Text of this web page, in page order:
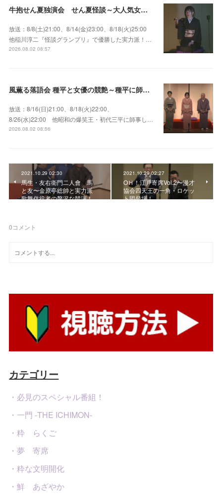
牛抱せん夏独演会 せん夏怪談～大人気女性怪談師とっておきの背筋も凍る…
放送：8/8(土)21:00、8/14(金)23:00、8/18(火)25:00
他稲川淳二『怪談グランプリ』で優勝した実力派！…
2026.08.02 08:57
風薫る落語会 種平と女優の競艶～種平に師事した女優たちが百花繚乱に咲き誇る大人気落語会
放送：8/16(日)21:00、8/18(火)22:00、
8/26(水)22:00 他昭和の爆笑王・初代三平に師事し…
2026.08.02 08:56
2021.10.29 02:30
馬生・友右衛門二人會 馬
と友〜金原亭総帥と実力派
歌舞伎役者の贅沢な競演！
2021.10.29 02:27
OＨ！江戸寄席Vol.2〜漫才
協会四天王の一角・ロケッ
ト団登場！
0コメント
カテゴリー
・必見のスペシャル番組！
・一門 -THE ICHIMON-
・粋 らくご
・夢 寄席
・粋な文明開化
・鮮 あざやか